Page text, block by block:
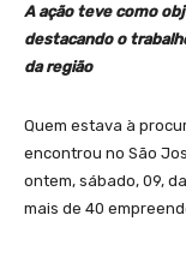
A ação teve como
destacando o
da região
Quem estava à
encontrou no São
ontem, sábado, 09,
mais de 40